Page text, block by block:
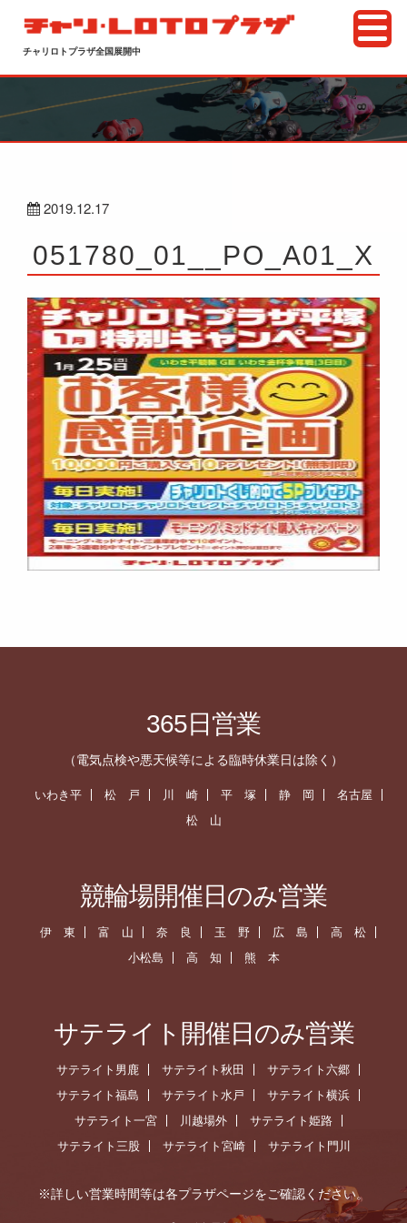
チャリロトプラザ全国展開中
2019.12.17
051780_01__PO_A01_X
365日営業
（電気点検や悪天候等による臨時休業日は除く）
いわき平 松 戸 川 崎 平 塚 静 岡
名古屋
松 山
競輪場開催日のみ営業
伊 東 富 山 奈 良 玉 野 広 島
高 松
小松島
高 知 熊 本
サテライト開催日のみ営業
サテライト男鹿 サテライト秋田
サテライト六郷
サテライト福島
サテライト水戸
サテライト横浜
サテライト一宮
川越場外
サテライト姫路
サテライト三股
サテライト宮崎 サテライト門川
※詳しい営業時間等は各プラザページをご確認ください。